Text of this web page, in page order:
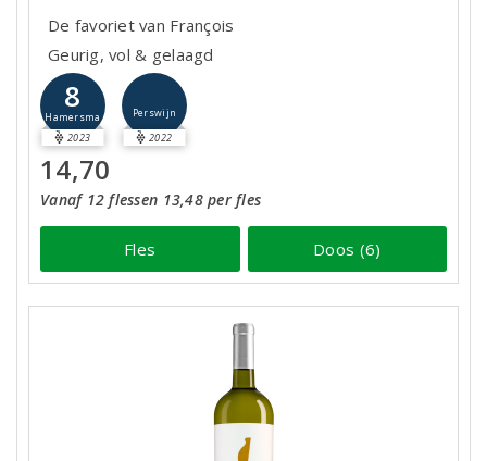
De favoriet van François
Geurig, vol & gelaagd
8
Hamersma
2023
Perswijn
2022
14,70
Vanaf 12 flessen 13,48 per fles
Fles Doos (6)